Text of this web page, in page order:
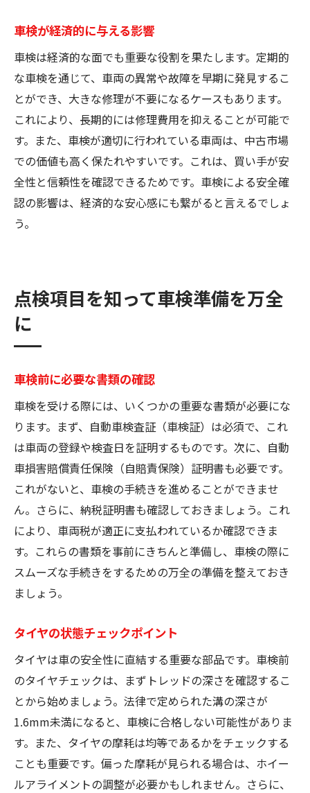
車検が経済的に与える影響
車検は経済的な面でも重要な役割を果たします。定期的
な車検を通じて、車両の異常や故障を早期に発見するこ
とができ、大きな修理が不要になるケースもあります。
これにより、長期的には修理費用を抑えることが可能で
す。また、車検が適切に行われている車両は、中古市場
での価値も高く保たれやすいです。これは、買い手が安
全性と信頼性を確認できるためです。車検による安全確
認の影響は、経済的な安心感にも繋がると言えるでしょ
う。
点検項目を知って車検準備を万全
に
車検前に必要な書類の確認
車検を受ける際には、いくつかの重要な書類が必要にな
ります。まず、自動車検査証（車検証）は必須で、これ
は車両の登録や検査日を証明するものです。次に、自動
車損害賠償責任保険（自賠責保険）証明書も必要です。
これがないと、車検の手続きを進めることができませ
ん。さらに、納税証明書も確認しておきましょう。これ
により、車両税が適正に支払われているか確認できま
す。これらの書類を事前にきちんと準備し、車検の際に
スムーズな手続きをするための万全の準備を整えておき
ましょう。
タイヤの状態チェックポイント
タイヤは車の安全性に直結する重要な部品です。車検前
のタイヤチェックは、まずトレッドの深さを確認するこ
とから始めましょう。法律で定められた溝の深さが
1.6mm未満になると、車検に合格しない可能性がありま
す。また、タイヤの摩耗は均等であるかをチェックする
ことも重要です。偏った摩耗が見られる場合は、ホイー
ルアライメントの調整が必要かもしれません。さらに、